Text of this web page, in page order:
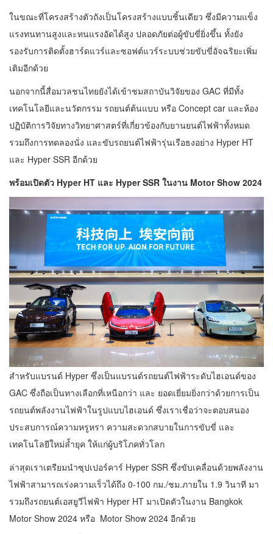
ในขณะที่โครงสร้างตัวถังเป็นโครงสร้างแบบชิ้นเดียว ซึ่งมีความแข็ง
แรงทนทานสูงและทนแรงอัดได้สูง ปลอดภัยต่อผู้ขับขี่ยิ่งขึ้น ทั้งยัง
รองรับการติดตั้งฮาร์ดแวร์และซอฟต์แวร์ระบบช่วยขับขี่อัจฉริยะเพิ่ม
เติมอีกด้วย
นอกจากนี้สื่อมวลชนไทยยังได้เข้าชมสถาบันวิจัยของ GAC ที่มีทั้ง
เทคโนโลยีและนวัตกรรม รถยนต์ต้นแบบ หรือ Concept car และห้อง
ปฏิบัติการวิจัยทางวิทยาศาสตร์ที่เกี่ยวข้องกับยานยนต์ไฟฟ้าทั้งหมด
รวมถึงการทดลองนั่ง และขับรถยนต์ไฟฟ้ารุ่นเรือธงอย่าง Hyper HT
และ Hyper SSR อีกด้วย
พร้อมเปิดตัว Hyper HT และ Hyper SSR ในงาน Motor Show 2024
สำหรับแบรนด์ Hyper ซึ่งเป็นแบรนด์รถยนต์ไฟฟ้าระดับไฮเอนด์ของ
GAC ซึ่งถือเป็นทางเลือกที่เหนือกว่า และ ยอดเยี่ยมยิ่งกว่าด้วยการเป็น
รถยนต์พลังงานไฟฟ้าในรูปแบบไฮเอนด์ ซึ่งเราเชื่อว่าจะตอบสนอง
ประสบการณ์ความหรูหรา ความสะดวกสบายในการขับขี่ และ
เทคโนโลยีใหม่ล้ำยุค ให้แก่ผู้บริโภคทั่วโลก
ล่าสุดเราเตรียมนำซุปเปอร์คาร์ Hyper SSR ซึ่งขับเคลื่อนด้วยพลังงาน
ไฟฟ้าสามารถเร่งความเร็วได้ถึง 0-100 กม./ชม.ภายใน 1.9 วินาที มา
รวมถึงรถยนต์เอสยูวีไฟฟ้า Hyper HT มาเปิดตัวในงาน Bangkok
Motor Show 2024 หรือ Motor Show 2024 อีกด้วย